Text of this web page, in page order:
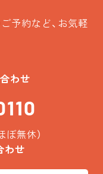
予約など、お気軽
わせ
ぼ無休）
わせ